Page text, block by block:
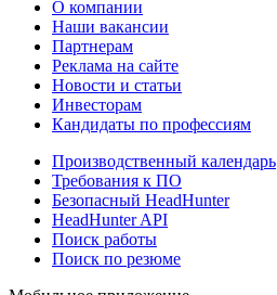
О компании
Наши вакансии
Партнерам
Реклама на сайте
Новости и статьи
Инвесторам
Кандидаты по профессиям
Производственный календарь
Требования к ПО
Безопасный HeadHunter
HeadHunter API
Поиск работы
Поиск по резюме